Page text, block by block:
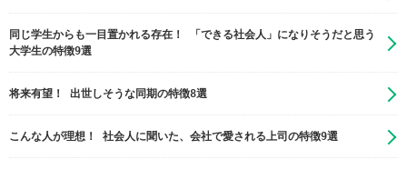
同じ学生からも一目置かれる存在！ 「できる社会人」になりそうだと思う
大学生の特徴9選
将来有望！ 出世しそうな同期の特徴8選
こんな人が理想！ 社会人に聞いた、会社で愛される上司の特徴9選